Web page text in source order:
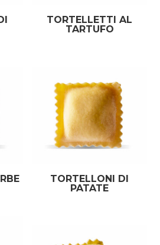
TORTELLETTI AL
TARTUFO
TORTELLONI DI
PATATE